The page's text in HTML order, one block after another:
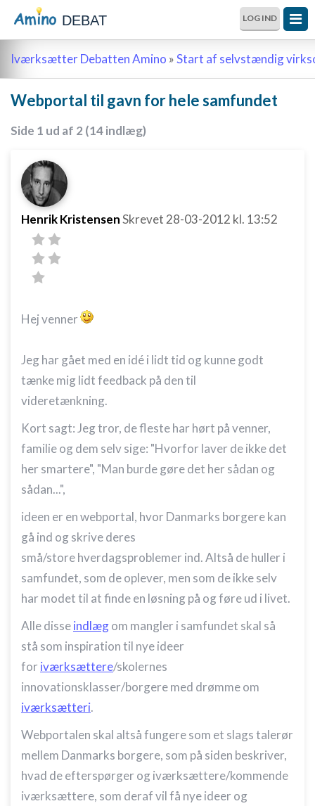
DEBAT LOG IND
Iværksætter Debatten Amino »Start af selvstændig
Webportal til gavn for hele samfundet
Side 1 ud af 2 (14 indlæg)
Henrik KristensenSkrevet 28-03-2012 kl. 13:52
Hej venner
Jeg har gået med en idé i lidt tid og kunne godt
tænke mig lidt feedback på den til
videretænkning.
Kort sagt: Jeg tror, de fleste har hørt på venner,
familie og dem selv sige: "Hvorfor laver de ikke det
her smartere", "Man burde gøre det her sådan og
sådan...",
ideen er en webportal, hvor Danmarks borgere kan
gå ind og skrive deres
små/store hverdagsproblemer ind. Altså de huller i
samfundet, som de oplever, men som de ikke selv
har modet til at finde en løsning på og føre ud i livet.
Alle disseindlægom mangler i samfundet skal så
stå som inspiration til nye ideer
for iværksættere/skolernes
innovationsklasser/borgere med drømme om
iværksætteri.
Webportalen skal altså fungere som et slags talerør
mellem Danmarks borgere, som på siden beskriver,
hvad de efterspørger og iværksættere/kommende
iværksættere, som deraf vil få nye ideer og